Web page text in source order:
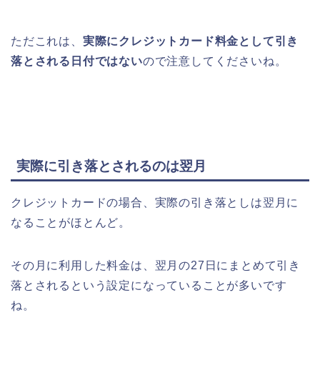
ただこれは、 実際にクレジットカード料金として引き
落とされる日付ではないので注意してくださいね。
実際に引き落とされるのは翌月
クレジットカードの場合、実際の引き落としは翌月に
なることがほとんど。
その月に利用した料金は、翌月の27日にまとめて引き
落とされるという設定になっていることが多いです
ね。